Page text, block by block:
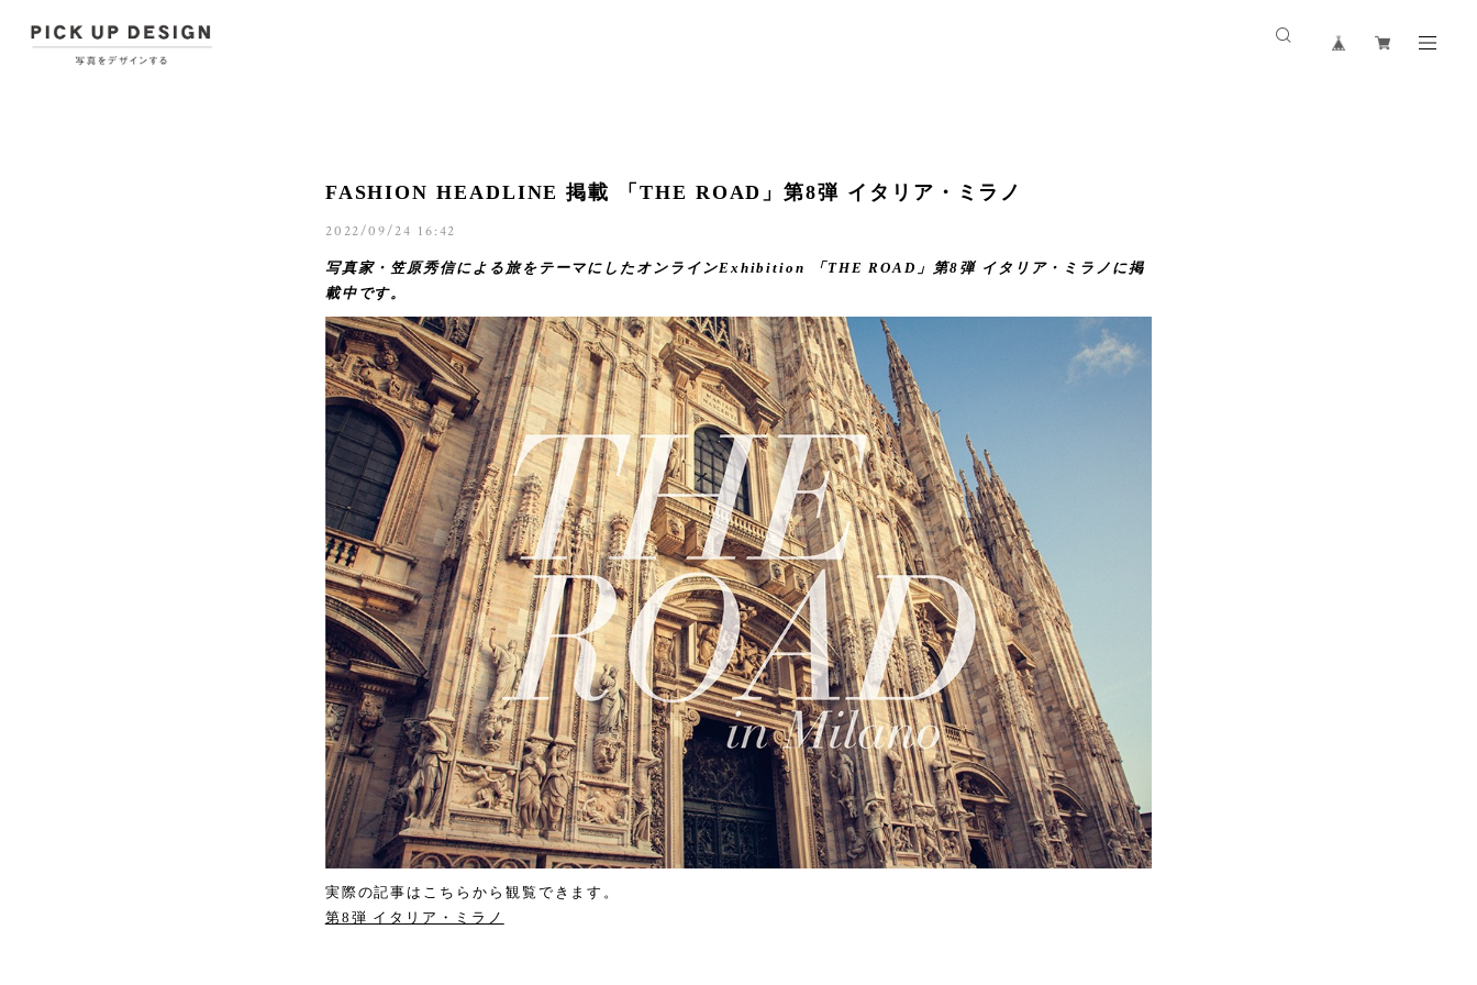
FASHION HEADLINE 掲載 「THE ROAD」第8弾 イタリア・ミラノ
2022/09/24 16:42
写真家・笠原秀信による旅をテーマにしたオンラインExhibition 「THE ROAD」第8弾 イタリア・ミラノに掲
載中です。
実際の記事はこちらから観覧できます。
第8弾 イタリア・ミラノ